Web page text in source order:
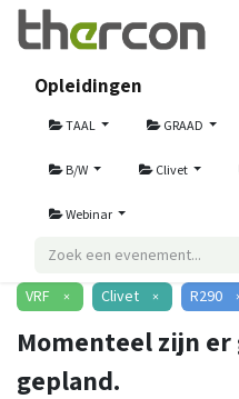
Opleidingen
TAAL GRAAD
B/W Clivet
Webinar
VRF × Clivet × R290
Momenteel zijn
gepland.